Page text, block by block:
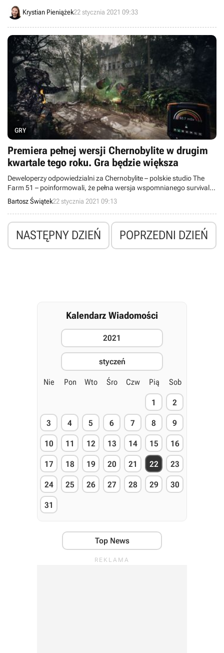
One. Dzięki temu poznaliśmy liczbę głównych zadań i nazwiska
najważniejszych aktorów głosowych, a także dowiedzieliśmy się,
Krystian Pieniążek22 stycznia 2021 09:33
GRY
Premiera pełnej wersji Chernobylite w drugim
kwartale tego roku. Gra będzie większa
Deweloperzy odpowiedzialni za Chernobylite – polskie studio The
Farm 51 – poinformowali, że pełna wersja wspomnianego survival
horroru ukaże się dopiero w drugim kwartale bieżącego roku. Gra
będzie jednak bardziej rozbudowana.
Bartosz Świątek22 stycznia 2021 09:13
NASTĘPNY DZIEŃ POPRZEDNI DZIEŃ
Kalendarz Wiadomości
2021
styczeń
Nie Pon Wto Śro Czw Pią Sob
1 2
3 4 5 6 7 8 9
10 11 12 13 14 15 16
17 18 19 20 21 22 23
24 25 26 27 28 29 30
31
Top News